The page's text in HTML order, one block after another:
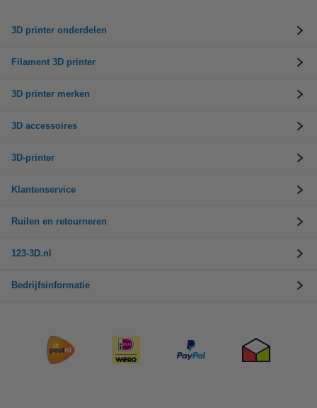
3D printer onderdelen
Filament 3D printer
3D printer merken
3D accessoires
3D-printer
Klantenservice
Ruilen en retourneren
123-3D.nl
Bedrijfsinformatie